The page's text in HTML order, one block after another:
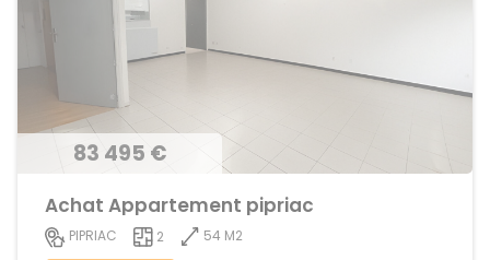
83 495 €
Achat Appartement pipriac
PIPRIAC 2
54 M2